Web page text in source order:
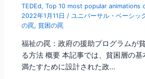
TEDEd,Top 10 most popular animations
2022年1月11日/ユニバーサル・ベーシッ
の罠,貧困の罠
福祉の罠：政府の援助プログラムが
る方法 概要 本記事では、貧困層の
満たすために設計された政…